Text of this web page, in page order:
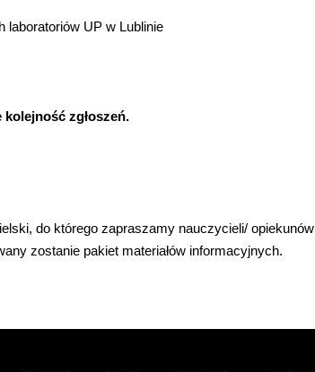
laboratoriów UP w Lublinie
zgłoszeń.
do którego zapraszamy nauczycieli/ opiekunów
zostanie pakiet materiałów informacyjnych.